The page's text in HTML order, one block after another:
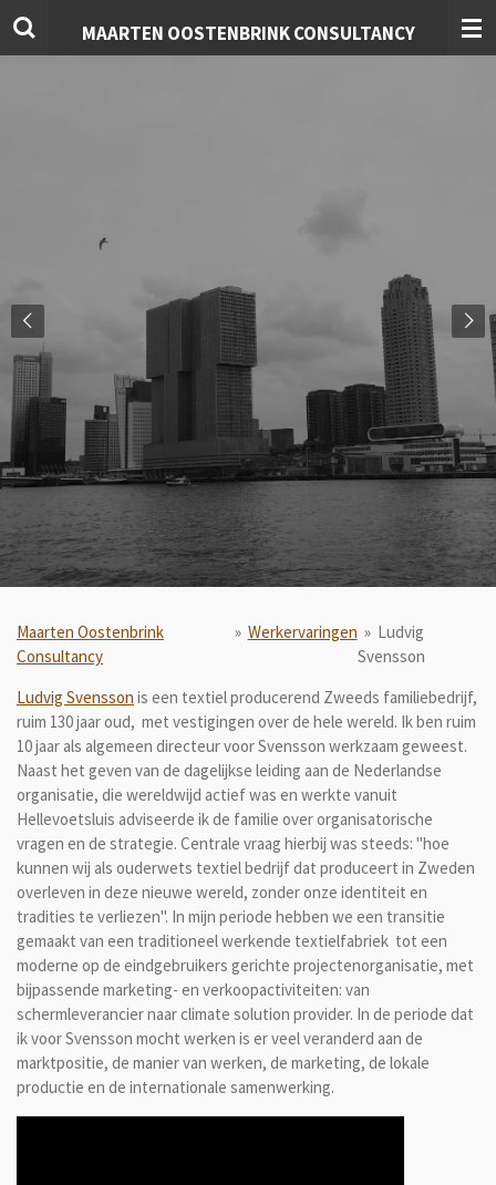
Ga
MAARTEN OOSTENBRINK CONSULTANCY
Maarten Oostenbrink
Consultancy
» Werkervaringen » Ludvig
Svensson
Ludvig Svensson is een textiel producerend Zweeds familiebedrijf,
ruim 130 jaar oud, met vestigingen over de hele wereld. Ik ben ruim
10 jaar als algemeen directeur voor Svensson werkzaam geweest.
Naast het geven van de dagelijkse leiding aan de Nederlandse
organisatie, die wereldwijd actief was en werkte vanuit
Hellevoetsluis adviseerde ik de familie over organisatorische
vragen en de strategie. Centrale vraag hierbij was steeds: "hoe
kunnen wij als ouderwets textiel bedrijf dat produceert in Zweden
overleven in deze nieuwe wereld, zonder onze identiteit en
tradities te verliezen". In mijn periode hebben we een transitie
gemaakt van een traditioneel werkende textielfabriek tot een
moderne op de eindgebruikers gerichte projectenorganisatie, met
bijpassende marketing- en verkoopactiviteiten: van
schermleverancier naar climate solution provider. In de periode dat
ik voor Svensson mocht werken is er veel veranderd aan de
marktpositie, de manier van werken, de marketing, de lokale
productie en de internationale samenwerking.